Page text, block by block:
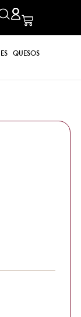
QUESOS